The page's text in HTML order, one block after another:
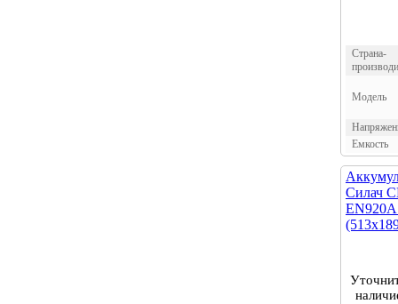
Страна-
Модель
Емкость
Силач